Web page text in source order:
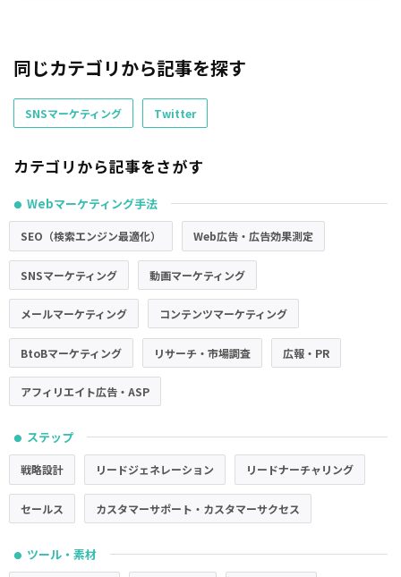
同じカテゴリから記事を探す
SNSマーケティング Twitter
カテゴリから記事をさがす
● Webマーケティング手法
SEO（検索エンジン最適化） Web広告・広告効果測定
SNSマーケティング 動画マーケティング
メールマーケティング コンテンツマーケティング
BtoBマーケティング リサーチ・市場調査 広報・PR
アフィリエイト広告・ASP
● ステップ
戦略設計 リードジェネレーション リードナーチャリング
セールス カスタマーサポート・カスタマーサクセス
● ツール・素材